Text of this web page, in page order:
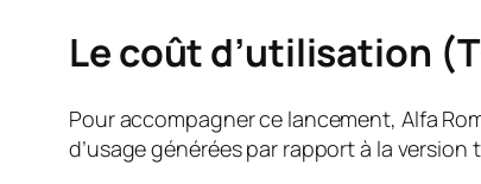
Le coût d’utilisation
Pour accompagner ce lancement, Alfa
d’usage générées par rapport à la